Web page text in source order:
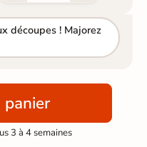
découpes ! Majorez
3 à 4 semaines